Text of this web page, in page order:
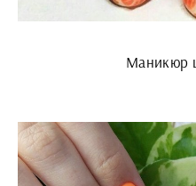
Маникюр